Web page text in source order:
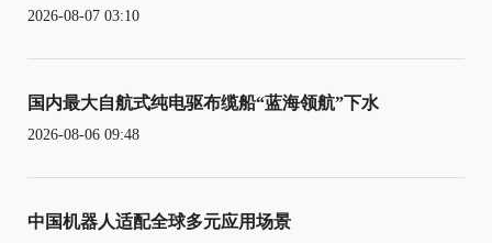
2026-08-07 03:10
国内最大自航式纯电驱布缆船“蓝海领航”下水
2026-08-06 09:48
中国机器人适配全球多元应用场景